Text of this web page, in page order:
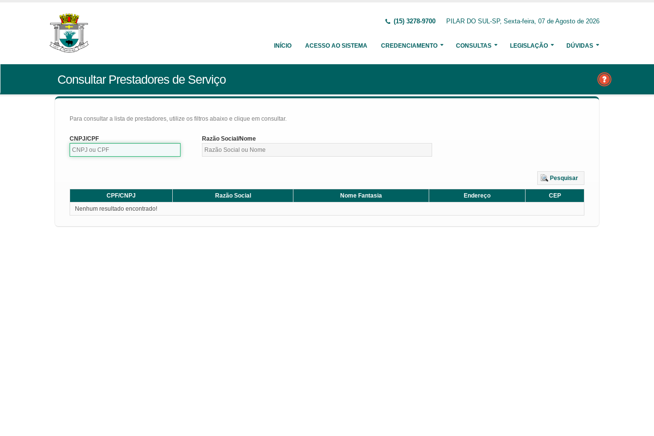
(15) 3278-9700 PILAR DO SUL-SP, Sexta-feira, 07 de Agosto de 2026
INÍCIO ACESSO AO SISTEMA CREDENCIAMENTO CONSULTAS LEGISLAÇÃO DÚVIDAS
Consultar Prestadores de Serviço
Para consultar a lista de prestadores, utilize os filtros abaixo e clique em consultar.
CNPJ/CPF Razão Social/Nome
Pesquisar
CPF/CNPJ Razão Social Nome Fantasia Endereço
CEP
Nenhum resultado encontrado!